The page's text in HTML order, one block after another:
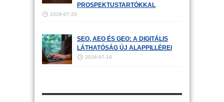
PROSPEKTUSTARTÓKKAL
2026-07-20
SEO, AEO ÉS GEO: A DIGITÁLIS
LÁTHATÓSÁG ÚJ ALAPPILLÉREI
2026-07-16